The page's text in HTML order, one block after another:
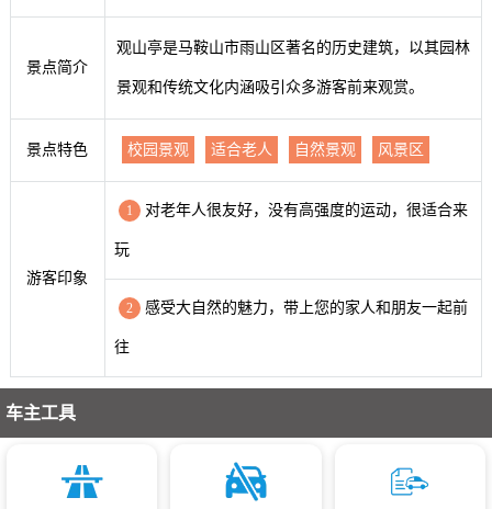
景点简介
观山亭是马鞍山市雨山区著名的历史建筑，以其园林
景观和传统文化内涵吸引众多游客前来观赏。
景点特色 校园景观 适合老人 自然景观 风景区
游客印象
1 对老年人很友好，没有高强度的运动，很适合来
玩
2 感受大自然的魅力，带上您的家人和朋友一起前
往
车主工具